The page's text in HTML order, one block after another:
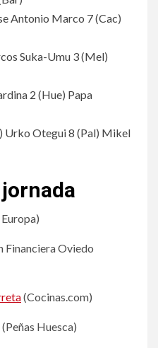
Antonio Marco 7(Cac)
Suka-Umu 3(Mel)
2 (Hue) Papa
) Urko Otegui 8 (Pal) Mikel
Financiera Oviedo
(Cocinas.com)
(Peñas Huesca)